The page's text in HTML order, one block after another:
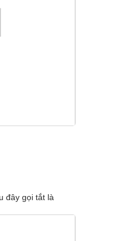
đây gọi tắt là